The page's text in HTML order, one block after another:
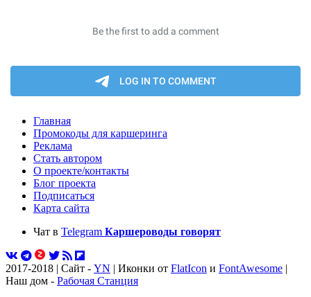
Главная
Промокоды для каршеринга
Реклама
Стать автором
О проекте/контакты
Блог проекта
Подписаться
Карта сайта
Чат в Telegram Каршероводы говорят
2017-2018 | Сайт - YN | Иконки от FlatIcon и FontAwesome |
Наш дом - Рабочая Станция